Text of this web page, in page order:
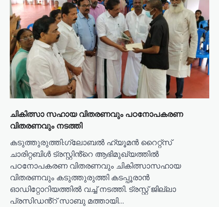
n
ചികിത്സാ സഹായ വിതരണവും പഠനോപകരണ
വിതരണവും നടത്തി
കടുത്തുരുത്തി:ഗ്ലോബൽ ഹ്യൂമൻ റൈറ്റ്സ്
ചാരിറ്റബിൾ ട്രസ്റ്റിൻ്റെ ആഭിമുഖ്യത്തിൽ
പഠനോപകരണ വിതരണവും ചികിത്സാസഹായ
വിതരണവും കടുത്തുരുത്തി കടപ്പൂരാൻ
ഓഡിറ്റോറിയത്തിൽ വച്ച് നടത്തി. ട്രസ്റ്റ് ജില്ലാ
പ്രസിഡൻ്റ് സാബു മത്തായി…